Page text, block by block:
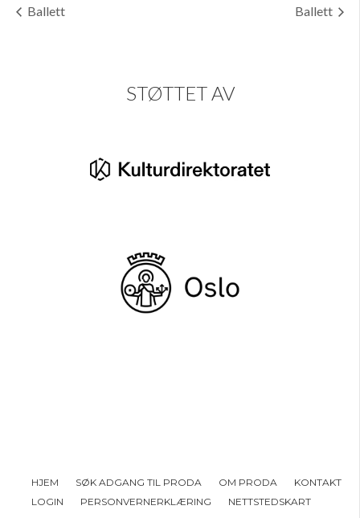
Ballett Ballett
STØTTET AV
HJEM SØK ADGANG TIL PRODA OM PRODA
KONTAKT
LOGIN
PERSONVERNERKLÆRING NETTSTEDSKART